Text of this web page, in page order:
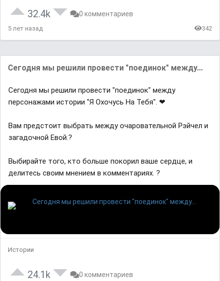
32.4k 0 комментариев
5 лет назад 342
Сегодня мы решили провести "поединок" между...
Сегодня мы решили провести "поединок" между
персонажами истории "Я Охочусь На Тебя". ❤
Вам предстоит выбрать между очаровательной Рэйчел и
загадочной Евой.?
Выбирайте того, кто больше покорил ваше сердце, и
делитесь своим мнением в комментариях. ?
Истории
24.1k 0 комментариев